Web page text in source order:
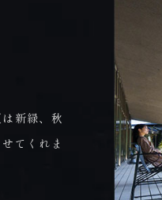
新緑、秋
てくれま